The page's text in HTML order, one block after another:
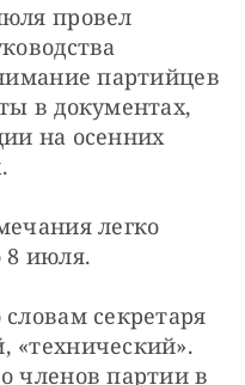
провел
партийцев
в документах,
на осенних
легко
8 июля.
секретаря
«технический».
членов партии в